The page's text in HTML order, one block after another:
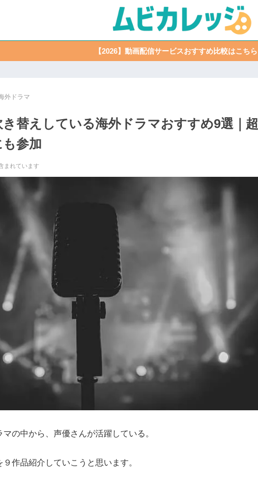
【2026】動画配信サービスおすすめ比較はこちら
外ドラマ
替えしている海外ドラマおすすめ9選｜超
参加
まれています
の中から、声優さんが活躍している。
作品紹介していこうと思います。